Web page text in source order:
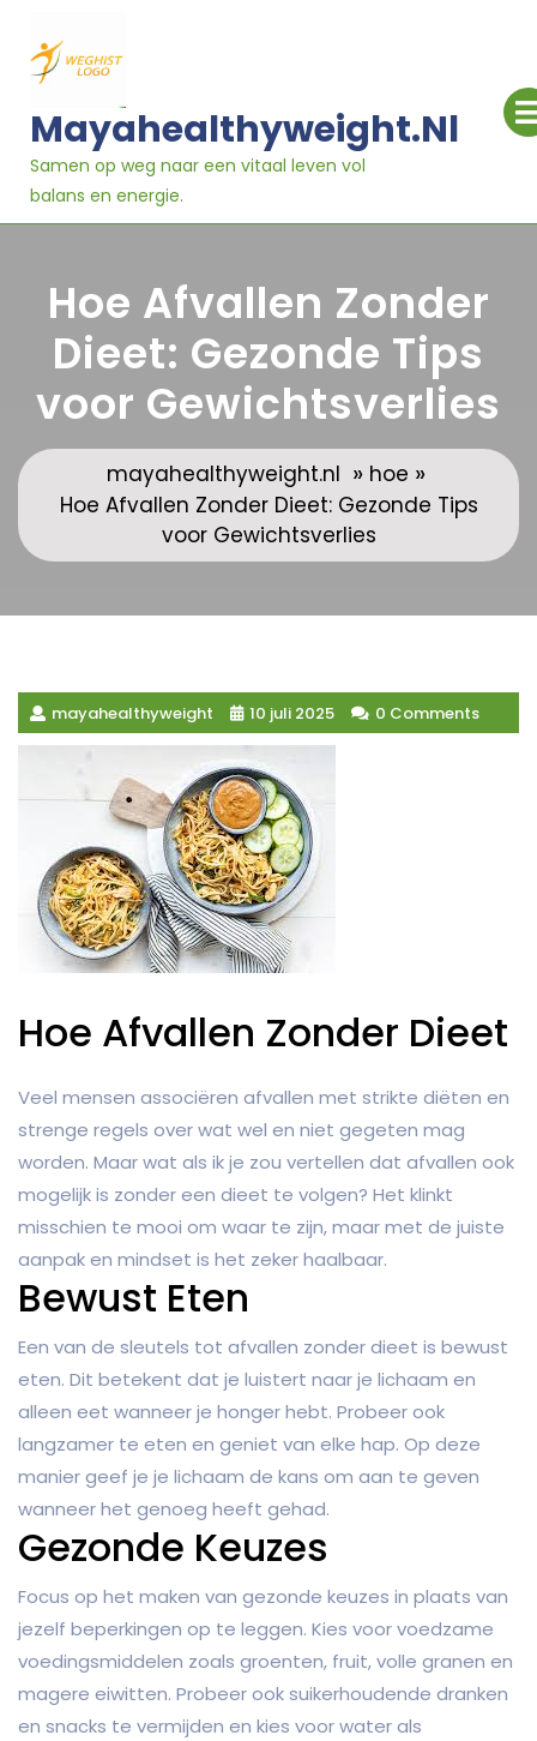
naar
inhoud
Mayahealthyweight.nl
Samen op weg naar een vitaal leven vol
balans en energie.
Hoe Afvallen Zonder
Dieet: Gezonde Tips
voor Gewichtsverlies
mayahealthyweight.nl » hoe »
Hoe Afvallen Zonder Dieet: Gezonde Tips
voor Gewichtsverlies
mayahealthyweight 10 juli 2025 0 Comments
Hoe Afvallen Zonder Dieet
Veel mensen associëren afvallen met strikte diëten en
strenge regels over wat wel en niet gegeten mag
worden. Maar wat als ik je zou vertellen dat afvallen ook
mogelijk is zonder een dieet te volgen? Het klinkt
misschien te mooi om waar te zijn, maar met de juiste
aanpak en mindset is het zeker haalbaar.
Bewust Eten
Een van de sleutels tot afvallen zonder dieet is bewust
eten. Dit betekent dat je luistert naar je lichaam en
alleen eet wanneer je honger hebt. Probeer ook
langzamer te eten en geniet van elke hap. Op deze
manier geef je je lichaam de kans om aan te geven
wanneer het genoeg heeft gehad.
Gezonde Keuzes
Focus op het maken van gezonde keuzes in plaats van
jezelf beperkingen op te leggen. Kies voor voedzame
voedingsmiddelen zoals groenten, fruit, volle granen en
magere eiwitten. Probeer ook suikerhoudende dranken
en snacks te vermijden en kies voor water als